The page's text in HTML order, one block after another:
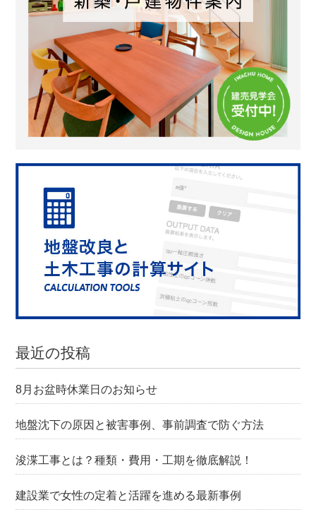
最近の投稿
8月お盆時休業日のお知らせ
地盤沈下の原因と被害事例、事前調査で防ぐ方法
浚渫工事とは？種類・費用・工期を徹底解説！
建設業で女性の定着と活躍を進める最新事例